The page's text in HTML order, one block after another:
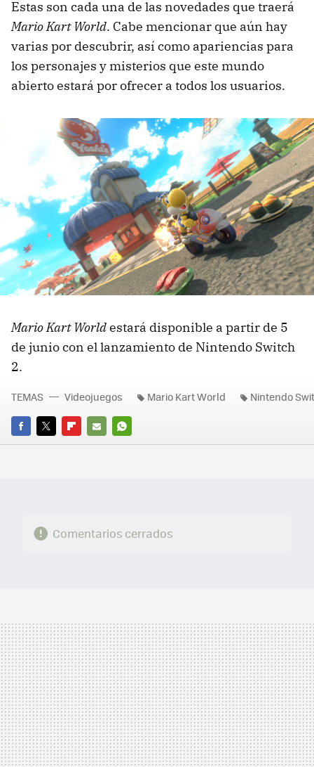
Estas son cada una de las novedades que traerá
Mario Kart World. Cabe mencionar que aún hay
varias por descubrir, así como apariencias para
los personajes y misterios que este mundo
abierto estará por ofrecer a todos los usuarios.
Mario Kart Worldestará disponible a partir de 5
de junio con el lanzamiento de Nintendo Switch
2.
FACEBOOK
TWITTERFLIPBOARD
E-
WHATSAPP
TEMAS Videojuegos Mario Kart World Nintendo
Comentarios cerrados